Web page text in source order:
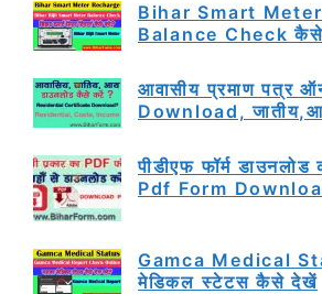
Bihar Smart
Balance Check
आवासीय प्रमाण पत्र
Download,
पीडीएफ फॉर्म
Pdf Form
Gamca Medical
मेडिकल स्टेटस कैसे देखें